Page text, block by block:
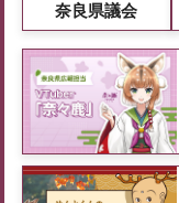
奈良県議会